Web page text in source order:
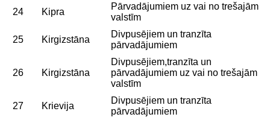
24 Kipra
Pārvadājumiem uz vai no trešajām
valstīm
25 Kirgizstāna
Divpusējiem un tranzīta
pārvadājumiem
26 Kirgizstāna
Divpusējiem,tranzīta un
pārvadājumiem uz vai no trešajām
valstīm
27 Krievija
Divpusējiem un tranzīta
pārvadājumiem